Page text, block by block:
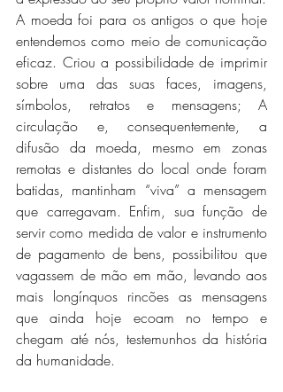
A moeda foi para os antigos o que hoje
entendemos como meio de comunicação
eficaz. Criou a possibilidade de imprimir
sobre uma das suas faces, imagens,
símbolos, retratos e mensagens; A
circulação e, consequentemente, a
difusão da moeda, mesmo em zonas
remotas e distantes do local onde foram
batidas, mantinham “viva” a mensagem
que carregavam. Enfim, sua função de
servir como medida de valor e instrumento
de pagamento de bens, possibilitou que
vagassem de mão em mão, levando aos
mais longínquos rincões as mensagens
que ainda hoje ecoam no tempo e
chegam até nós, testemunhos da história
da humanidade.